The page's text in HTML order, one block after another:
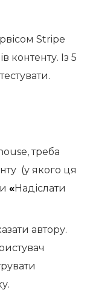
Stripe
контенту. Із 5
треба
(у якого ця
«Надіслати
автору.